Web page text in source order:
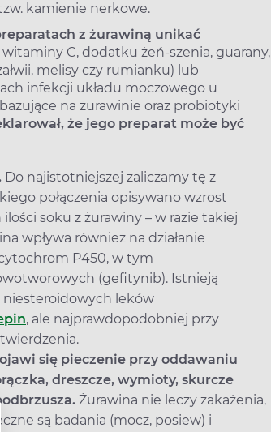
kamienie nerkowe.
z żurawiną unikać
C, dodatku żeń-szenia, guarany,
melisy czy rumianku) lub
infekcji układu moczowego u
na żurawinie oraz probiotyki
że jego preparat może być
Do najistotniejszej zaliczamy tę z
połączenia opisywano wzrost
soku z żurawiny – w razie takiej
wpływa również na działanie
P450, w tym
(gefitynib). Istnieją
niesteroidowych leków
, ale najprawdopodobniej przy
się pieczenie przy oddawaniu
dreszcze, wymioty, skurcze
Żurawina nie leczy zakażenia,
są badania (mocz, posiew) i